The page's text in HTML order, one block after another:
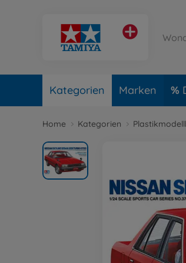
Kategorien Marken
Home Kategorien